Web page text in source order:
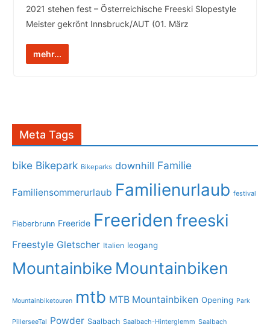
2021 stehen fest – Österreichische Freeski Slopestyle
Meister gekrönt Innsbruck/AUT (01. März
mehr...
Meta Tags
bike Bikepark Bikeparks downhill Familie
Familiensommerurlaub Familienurlaub festival
Fieberbrunn Freeride Freeriden freeski
Freestyle Gletscher Italien leogang
Mountainbike Mountainbiken
Mountainbiketouren mtb MTB Mountainbiken Opening Park
PillerseeTal Powder Saalbach Saalbach-Hinterglemm Saalbach